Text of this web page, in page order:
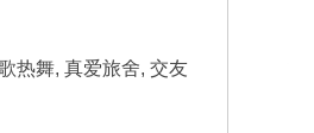
热舞, 真爱旅舍, 交友